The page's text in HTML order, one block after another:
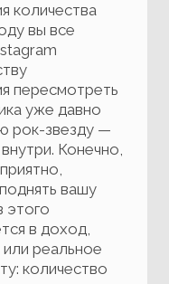
количества
вы все
пересмотреть
уже давно
рок-звезду —
Конечно,
вашу
этого
в доход,
реальное
количество